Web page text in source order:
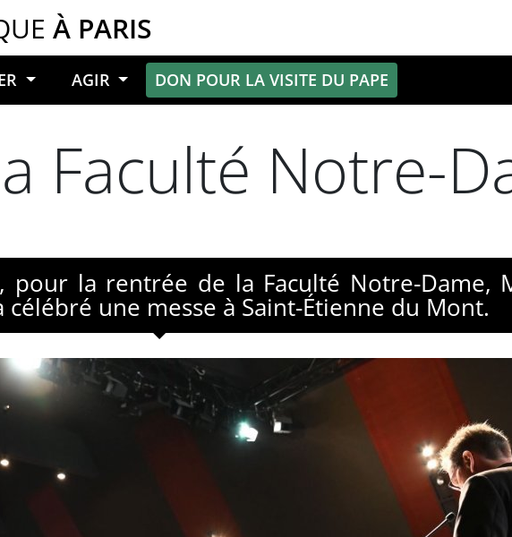
À PARIS
AGIR DON POUR LA VISITE DU PAPE
Faculté Notre-
pour la rentrée de la Faculté Notre-Dame,
une messe à Saint-Étienne du Mont.